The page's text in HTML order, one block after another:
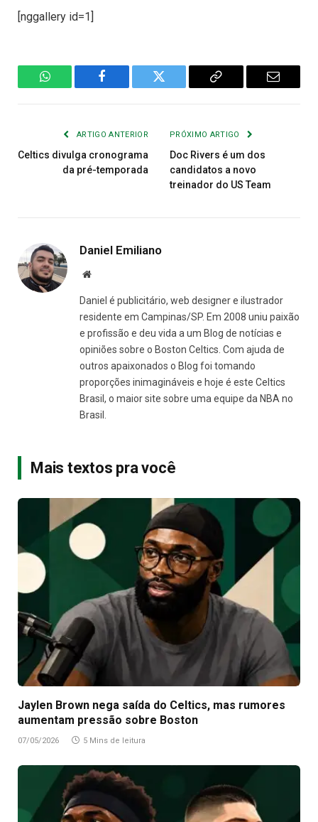
[nggallery id=1]
WhatsAppFacebook Twitter
Copiar
E-
ARTIGO ANTERIOR
Celtics divulga cronograma
da pré-temporada
PRÓXIMO ARTIGO
Doc Rivers é um dos
candidatos a novo
treinador do US Team
Daniel Emiliano
Site
Daniel é publicitário, web designer e ilustrador
residente em Campinas/SP. Em 2008 uniu paixão
e profissão e deu vida a um Blog de notícias e
opiniões sobre o Boston Celtics. Com ajuda de
outros apaixonados o Blog foi tomando
proporções inimagináveis e hoje é este Celtics
Brasil, o maior site sobre uma equipe da NBA no
Brasil.
Mais textos pra você
Jaylen Brown nega saída do Celtics, mas rumores
aumentam pressão sobre Boston
07/05/2026 5 Mins de leitura